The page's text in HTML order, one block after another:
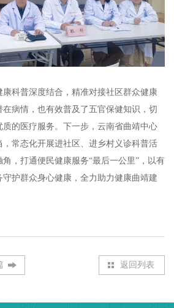
科普深度结合，精准对接社区群众健康
病情，也有效普及了五官保健知识，切
的医疗服务。下一步，云南省曲靖中心
，常态化开展进社区、进乡村义诊科普活
，打通便民健康服务“最后一公里”，以有
护群众身心健康，全力助力健康曲靖建
返回列表